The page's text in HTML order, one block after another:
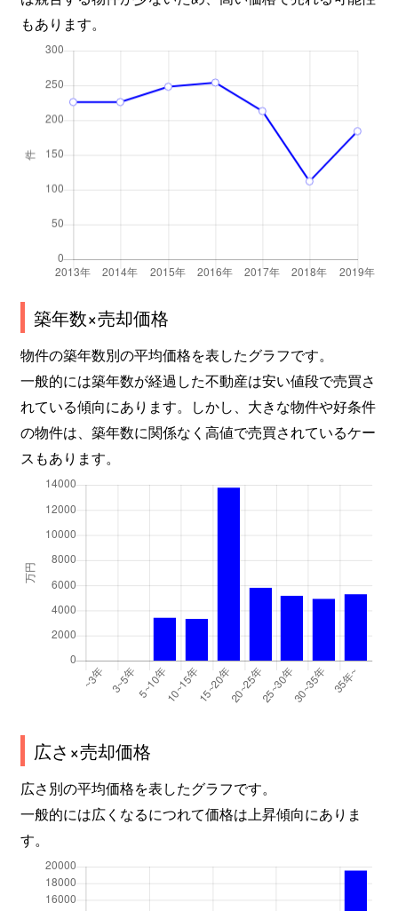
もあります。
築年数×売却価格
物件の築年数別の平均価格を表したグラフです。
一般的には築年数が経過した不動産は安い値段で売買さ
れている傾向にあります。しかし、大きな物件や好条件
の物件は、築年数に関係なく高値で売買されているケー
スもあります。
広さ×売却価格
広さ別の平均価格を表したグラフです。
一般的には広くなるにつれて価格は上昇傾向にありま
す。